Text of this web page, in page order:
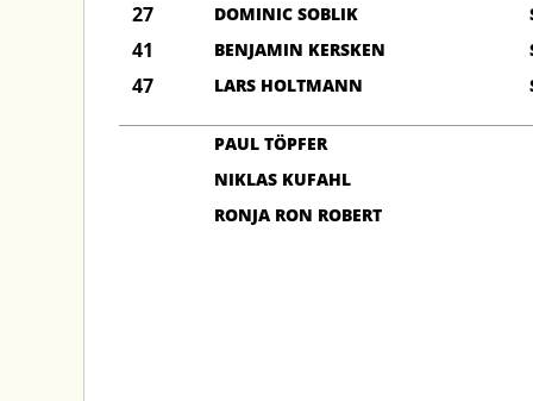
27 DOMINIC SOBLIK
41 BENJAMIN KERSKEN
47 LARS HOLTMANN
PAUL TÖPFER
NIKLAS KUFAHL
RONJA RON ROBERT